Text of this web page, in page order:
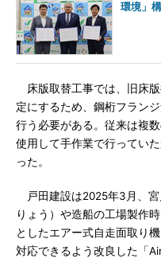
環境」
床版取替工事では、旧床
定にするため、鋼桁フラン
行う必要がある。従来は複
使用して手作業で行ってい
った。
戸田建設は2025年3月、宮
りょう）や造船の工場製作
としたエアー式自走面取り
対応できるよう改良した「